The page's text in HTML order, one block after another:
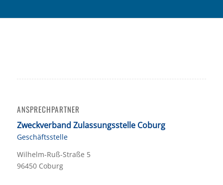
ANSPRECHPARTNER
Zweckverband Zulassungsstelle Coburg
Geschäftsstelle
Wilhelm-Ruß-Straße 5
96450 Coburg